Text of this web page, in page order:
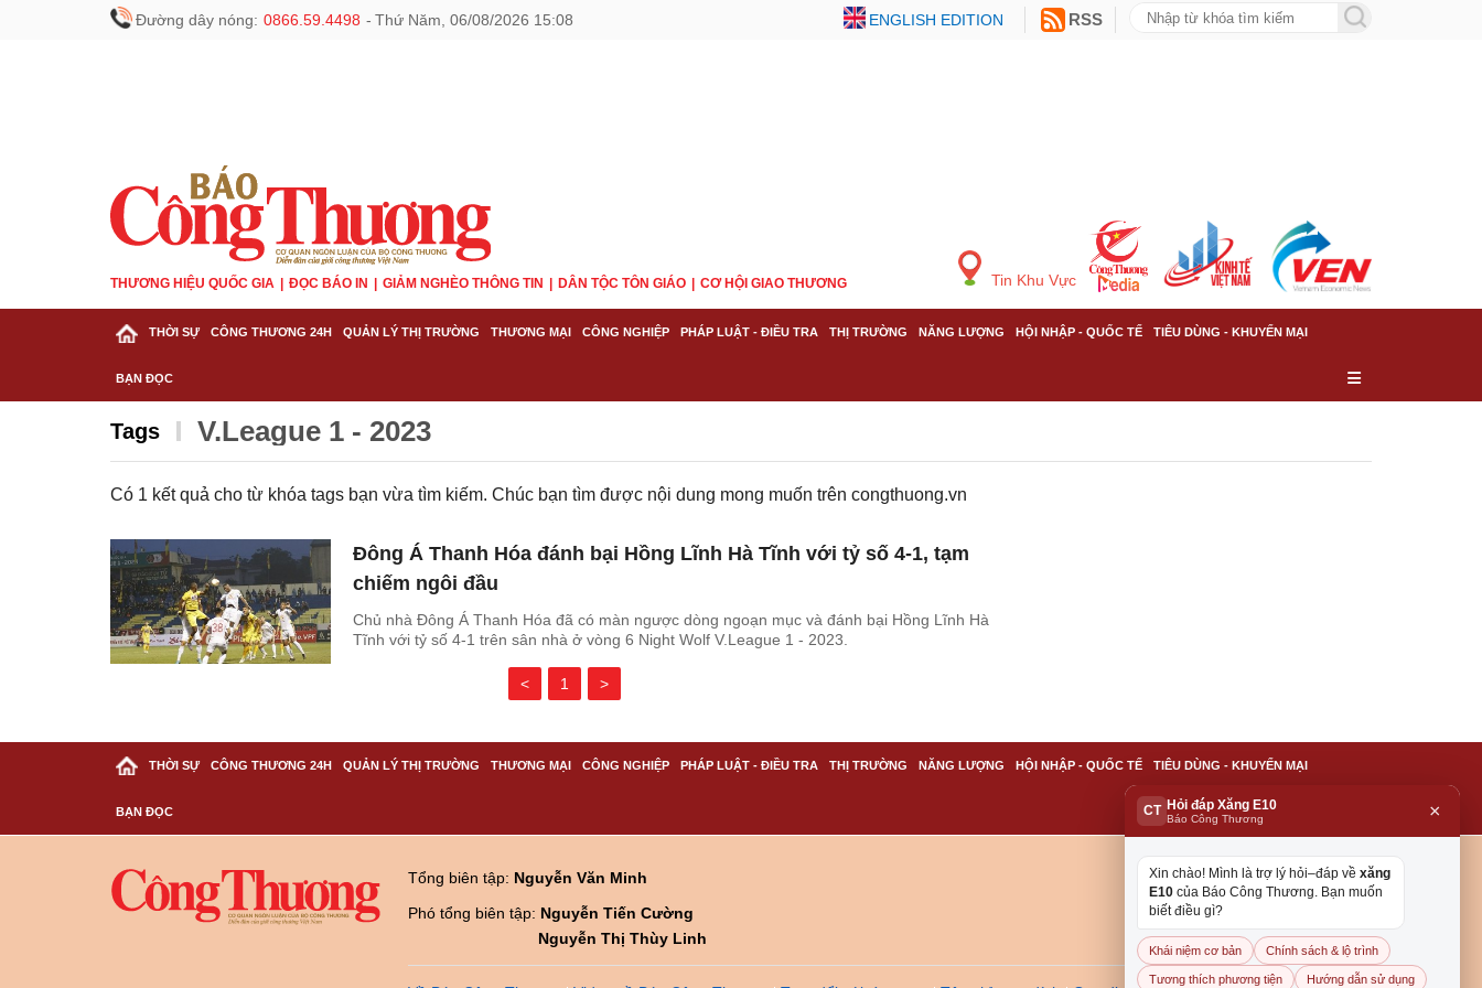
Đường dây nóng: 0866.59.4498 - Thứ Năm, 06/08/2026 15:08 RSS
ENGLISH EDITION
THƯƠNG HIỆU QUỐC GIA ĐỌC BÁO IN GIẢM NGHÈO THÔNG TIN DÂN TỘC TÔN GIÁO CƠ HỘI GIAO THƯƠNG Tin Khu Vực
THỜI SỰ CÔNG THƯƠNG 24H QUẢN LÝ THỊ TRƯỜNG THƯƠNG MẠI CÔNG NGHIỆP PHÁP LUẬT - ĐIỀU TRA THỊ TRƯỜNG NĂNG LƯỢNG HỘI NHẬP - QUỐC TẾ TIÊU DÙNG - KHUYẾN MẠI
BẠN ĐỌC
Tags V.League 1 - 2023
Có 1 kết quả cho từ khóa tags bạn vừa tìm kiếm. Chúc bạn tìm được nội dung mong muốn trên congthuong.vn
Đông Á Thanh Hóa đánh bại Hồng Lĩnh Hà Tĩnh với tỷ số 4-1, tạm
chiếm ngôi đầu
Chủ nhà Đông Á Thanh Hóa đã có màn ngược dòng ngoạn mục và đánh bại Hồng Lĩnh Hà
Tĩnh với tỷ số 4-1 trên sân nhà ở vòng 6 Night Wolf V.League 1 - 2023.
< 1 >
THỜI SỰ CÔNG THƯƠNG 24H QUẢN LÝ THỊ TRƯỜNG THƯƠNG MẠI CÔNG NGHIỆP PHÁP LUẬT - ĐIỀU TRA THỊ TRƯỜNG NĂNG LƯỢNG HỘI NHẬP - QUỐC TẾ TIÊU DÙNG - KHUYẾN MẠI
BẠN ĐỌC
Tổng biên tập: Nguyễn Văn Minh
Phó tổng biên tập: Nguyễn Tiến Cường
Nguyễn Thị Thùy Linh
CT Hỏi đáp Xăng E10
Báo Công Thương ×
Xin chào! Mình là trợ lý hỏi–đáp về xăng
E10 của Báo Công Thương. Bạn muốn
biết điều gì?
Khái niệm cơ bản Chính sách & lộ trình
Tương thích phương tiện Hướng dẫn sử dụng